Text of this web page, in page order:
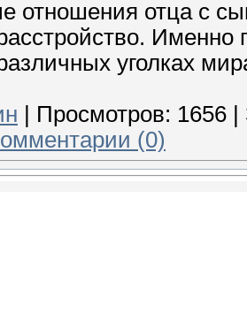
отношения отца с
Именно
уголках
Просмотров: 1656
(0)